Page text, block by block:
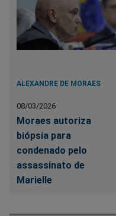
ALEXANDRE DE MORAES
08/03/2026
Moraes autoriza
biópsia para
condenado pelo
assassinato de
Marielle